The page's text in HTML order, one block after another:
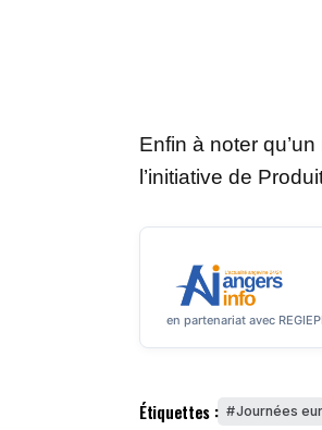
Enfin à noter
l’initiative de
en partenariat avec
Étiquettes : Journées